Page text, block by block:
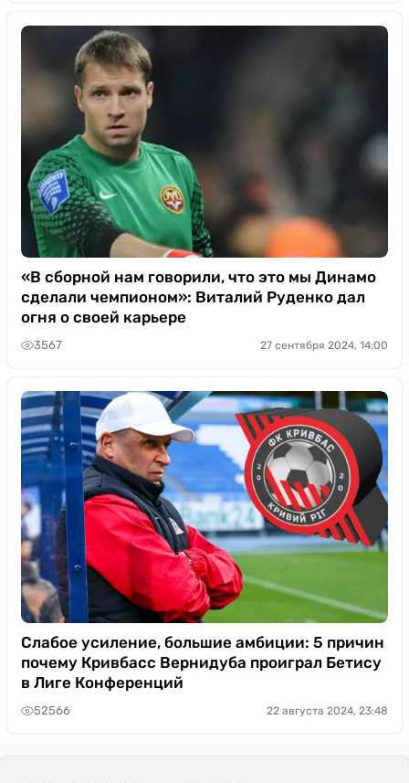
«В сборной нам говорили, что это мы Динамо
сделали чемпионом»: Виталий Руденко дал
огня о своей карьере
3567 27 сентября 2024, 14:00
Слабое усиление, большие амбиции: 5 причин
почему Кривбасс Вернидуба проиграл Бетису
в Лиге Конференций
52566 22 августа 2024, 23:48